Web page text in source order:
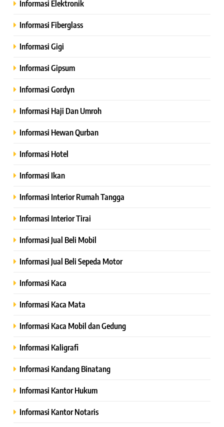
Informasi Elektronik
Informasi Fiberglass
Informasi Gigi
Informasi Gipsum
Informasi Gordyn
Informasi Haji Dan Umroh
Informasi Hewan Qurban
Informasi Hotel
Informasi Ikan
Informasi Interior Rumah Tangga
Informasi Interior Tirai
Informasi Jual Beli Mobil
Informasi Jual Beli Sepeda Motor
Informasi Kaca
Informasi Kaca Mata
Informasi Kaca Mobil dan Gedung
Informasi Kaligrafi
Informasi Kandang Binatang
Informasi Kantor Hukum
Informasi Kantor Notaris